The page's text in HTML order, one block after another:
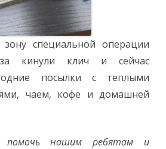
специальной операции
кинули клич и сейчас
посылки с теплыми
чаем, кофе и домашней
помочь нашим ребятам и